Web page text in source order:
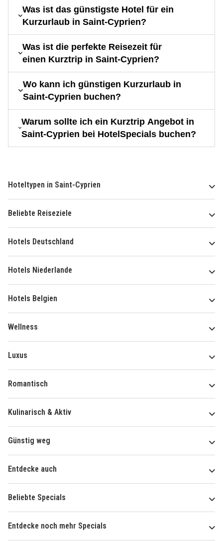
Was ist das günstigste Hotel für ein
Kurzurlaub in Saint-Cyprien?
Was ist die perfekte Reisezeit für
einen Kurztrip in Saint-Cyprien?
Wo kann ich günstigen Kurzurlaub in
Saint-Cyprien buchen?
Warum sollte ich ein Kurztrip Angebot in
Saint-Cyprien bei HotelSpecials buchen?
Hoteltypen in Saint-Cyprien
Beliebte Reiseziele
Hotels Deutschland
Hotels Niederlande
Hotels Belgien
Wellness
Luxus
Romantisch
Kulinarisch & Aktiv
Günstig weg
Entdecke auch
Beliebte Specials
Entdecke noch mehr Specials